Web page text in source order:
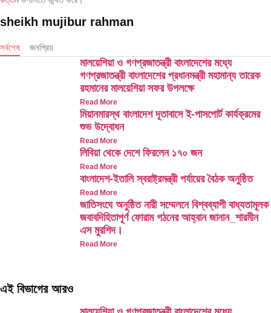
sheikh mujibur rahman
সর্বশেষ জনপ্রিয়
মালয়েশিয়া ও গণপ্রজাতন্ত্রী বাংলাদেশের মধ্যে
গণপ্রজাতন্ত্রী বাংলাদেশের প্রধানমন্ত্রী মহামান্য তারেক
রহমানের মালয়েশিয়া সফর উপলক্ষে
Read More
মিয়ানমারস্থ বাংলাদেশ দূতাবাসে ই-পাসপোর্ট কার্যক্রমের
শুভ উদ্বোধন
Read More
লিবিয়া থেকে দেশে ফিরলেন ১৭০ জন
Read More
বাংলাদেশ-ইতালি স্বরাষ্ট্রমন্ত্রী পর্যায়ের বৈঠক অনুষ্ঠিত
Read More
জাতিসংঘে অনুষ্ঠিত নারী সম্মেলনে বিশ্বব্যাপী বাধ্যতামূলক
জবাবদিহিতাপূর্ণ ফোরাম গঠনের আহ্বান জানান_শারমীন
এস মুরশিদ।
Read More
এই বিভাগের আরও